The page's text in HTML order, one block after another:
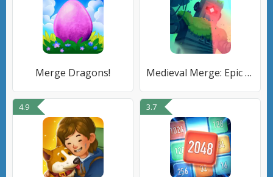
Merge Dragons! Medieval Merge: Epic RPG Games
4.9 3.7